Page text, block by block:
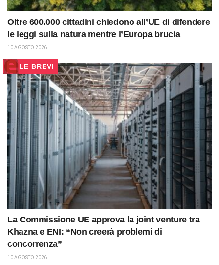
Oltre 600.000 cittadini chiedono all’UE di difendere
le leggi sulla natura mentre l’Europa brucia
10 AGOSTO 2026
LE BREVI
La Commissione UE approva la joint venture tra
Khazna e ENI: “Non creerà problemi di
concorrenza”
10 AGOSTO 2026